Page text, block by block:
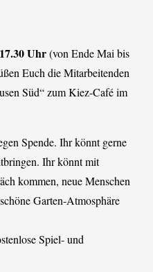
Uhr(von Ende Mai bis
Euch die Mitarbeitenden
Süd“ zum Kiez-Café im
Spende. Ihr könnt gerne
Ihr könnt mit
kommen, neue Menschen
Garten-Atmosphäre
Spiel- und